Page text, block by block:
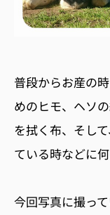
普段からお産の
めのヒモ、ヘソ
を拭く布、そし
ている時などに
今回写真に撮っ